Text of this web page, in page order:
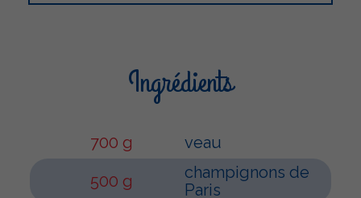
Ingrédients
700 g
veau
500 g
champignons de
Paris